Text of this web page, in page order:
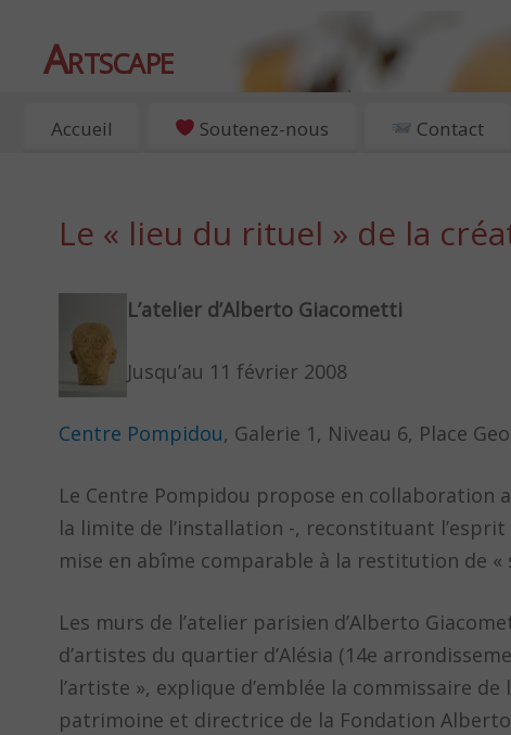
Artscape
EXPOSITIONS, ART ET CULTURE À PARIS
Accueil Soutenez-nous Contact
Le « lieu du rituel » de la
L’atelier d’Alberto Giacometti
Jusqu’au 11 février 2008
Centre Pompidou, Galerie 1, Niveau 6, Place
Le Centre Pompidou propose en collaboration
la limite de l’installation -, reconstituant l’esprit
mise en abîme comparable à la restitution de «
Les murs de l’atelier parisien d’Alberto
d’artistes du quartier d’Alésia (14e
l’artiste », explique d’emblée la commissaire
patrimoine et directrice de la Fondation